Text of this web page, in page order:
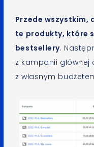
Przede wszystkim,
te produkty, które
bestsellery.
z kampanii
z własnym